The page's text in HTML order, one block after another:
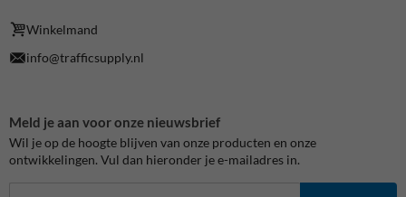
Winkelmand
info@trafficsupply.nl
Meld je aan voor onze nieuwsbrief
Wil je op de hoogte blijven van onze producten en onze
ontwikkelingen. Vul dan hieronder je e-mailadres in.